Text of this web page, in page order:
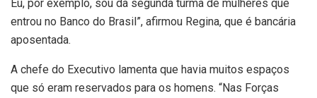
Eu, por exemplo, sou da segunda turma de mulheres que
entrou no Banco do Brasil”, afirmou Regina, que é bancária
aposentada.
A chefe do Executivo lamenta que havia muitos espaços
que só eram reservados para os homens. “Nas Forças